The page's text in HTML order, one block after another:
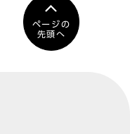
ページの
先頭へ